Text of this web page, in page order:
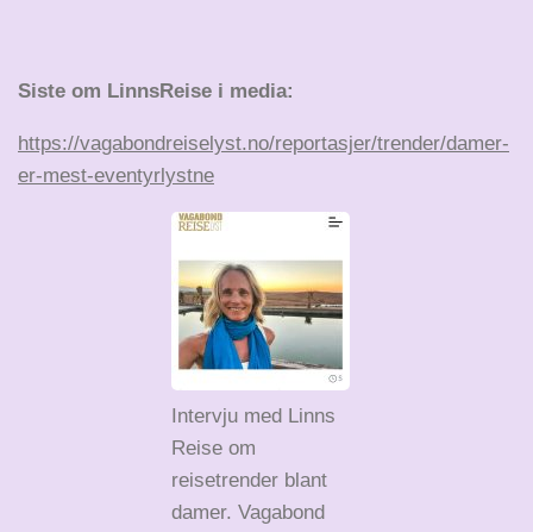
Siste om LinnsReise i media:
https://vagabondreiselyst.no/reportasjer/trender/damer-
er-mest-eventyrlystne
Intervju med Linns
Reise om
reisetrender blant
damer. Vagabond